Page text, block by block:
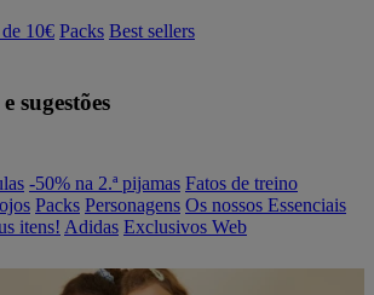
10€ Packs Best sellers
sugestões
-50% na 2.ª pijamas Fatos de treino
Packs Personagens Os nossos Essenciais
itens! Adidas Exclusivos Web